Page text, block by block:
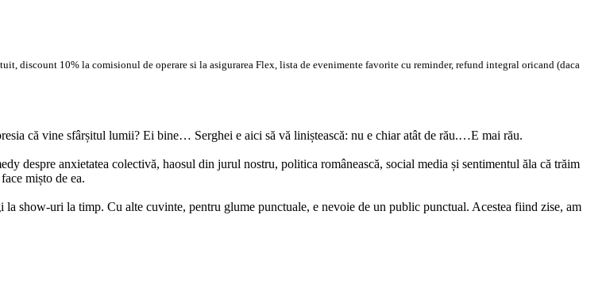
discount 10% la comisionul de operare si la asigurarea Flex, lista de evenimente favorite cu reminder, refund integral oricand (daca
că vine sfârșitul lumii? Ei bine… Serghei e aici să vă liniștească: nu e chiar atât de rău.…E mai rău.
despre anxietatea colectivă, haosul din jurul nostru, politica românească, social media și sentimentul ăla că trăim
mișto de ea.
la show-uri la timp. Cu alte cuvinte, pentru glume punctuale, e nevoie de un public punctual. Acestea fiind zise, am